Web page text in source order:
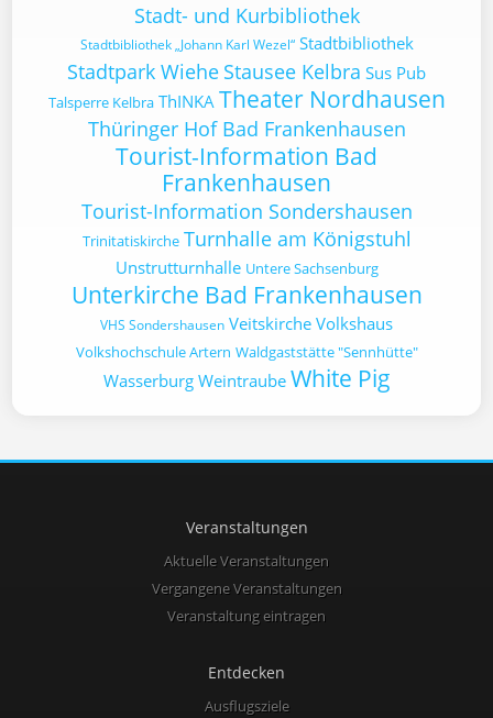
Stadt- und Kurbibliothek
Stadtbibliothek „Johann Karl Wezel“ Stadtbibliothek
Stadtpark Wiehe Stausee Kelbra Sus Pub
Talsperre Kelbra ThINKA Theater Nordhausen
Thüringer Hof Bad Frankenhausen
Tourist-Information Bad
Frankenhausen
Tourist-Information Sondershausen
Trinitatiskirche Turnhalle am Königstuhl
Unstrutturnhalle Untere Sachsenburg
Unterkirche Bad Frankenhausen
VHS Sondershausen Veitskirche Volkshaus
Volkshochschule Artern Waldgaststätte "Sennhütte"
Wasserburg Weintraube White Pig
Veranstaltungen
Aktuelle Veranstaltungen
Vergangene Veranstaltungen
Veranstaltung eintragen
Entdecken
Ausflugsziele